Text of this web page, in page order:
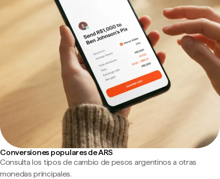
Conversiones populares de ARS
Consulta los tipos de cambio de pesos argentinos a otras
monedas principales.